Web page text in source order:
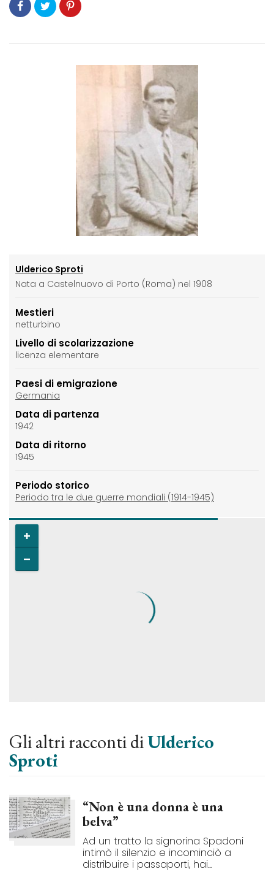
Ulderico Sproti
Nata a Castelnuovo di Porto (Roma) nel 1908
Mestieri
netturbino
Livello di scolarizzazione
licenza elementare
Paesi di emigrazione
Germania
Data di partenza
1942
Data di ritorno
1945
Periodo storico
Periodo tra le due guerre mondiali (1914-1945)
Gli altri racconti diUlderico
Sproti
“Non è una donna è una
belva”
Ad un tratto la signorina Spadoni
intimò il silenzio e incominciò a
distribuire i passaporti, hai...